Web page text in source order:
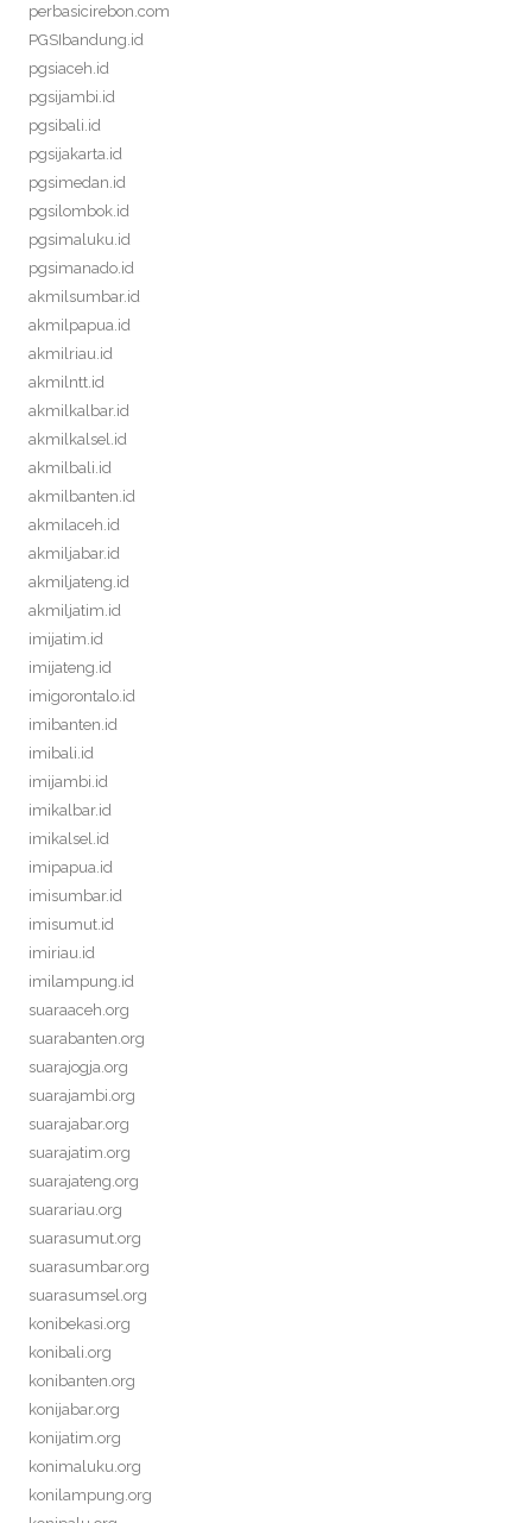
perbasicirebon.com
PGSIbandung.id
pgsiaceh.id
pgsijambi.id
pgsibali.id
pgsijakarta.id
pgsimedan.id
pgsilombok.id
pgsimaluku.id
pgsimanado.id
akmilsumbar.id
akmilpapua.id
akmilriau.id
akmilntt.id
akmilkalbar.id
akmilkalsel.id
akmilbali.id
akmilbanten.id
akmilaceh.id
akmiljabar.id
akmiljateng.id
akmiljatim.id
imijatim.id
imijateng.id
imigorontalo.id
imibanten.id
imibali.id
imijambi.id
imikalbar.id
imikalsel.id
imipapua.id
imisumbar.id
imisumut.id
imiriau.id
imilampung.id
suaraaceh.org
suarabanten.org
suarajogja.org
suarajambi.org
suarajabar.org
suarajatim.org
suarajateng.org
suarariau.org
suarasumut.org
suarasumbar.org
suarasumsel.org
konibekasi.org
konibali.org
konibanten.org
konijabar.org
konijatim.org
konimaluku.org
konilampung.org